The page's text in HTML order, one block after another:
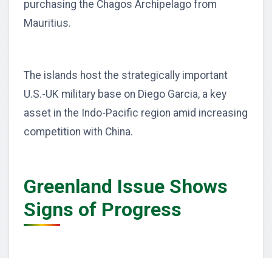
purchasing the Chagos Archipelago from
Mauritius.
The islands host the strategically important
U.S.-UK military base on Diego Garcia, a key
asset in the Indo-Pacific region amid increasing
competition with China.
Greenland Issue Shows
Signs of Progress